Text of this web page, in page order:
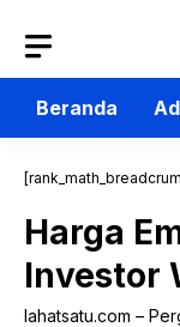
isi
Beranda
Harga
Investor
lahatsatu.com –